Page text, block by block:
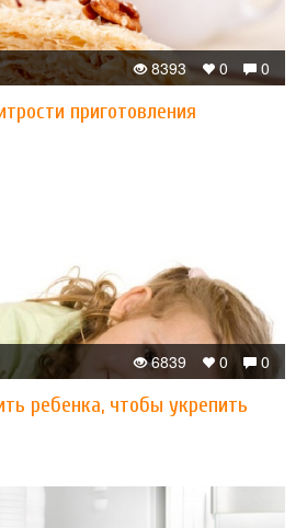
0
0
8393
приготовления
0
0
6839
ребенка, чтобы укрепить